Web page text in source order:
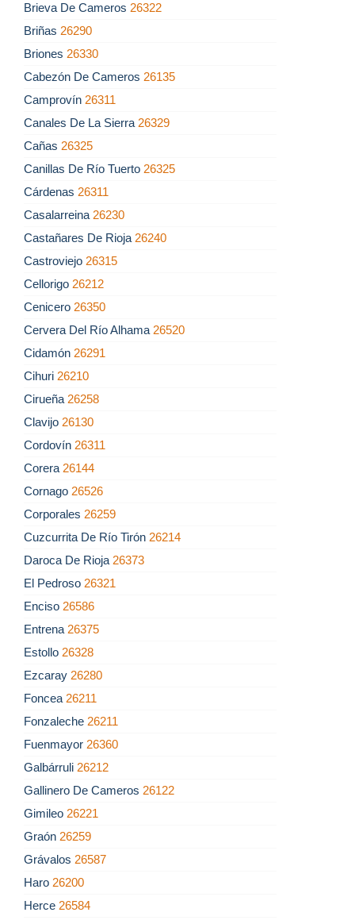
Brieva De Cameros 26322
Briñas 26290
Briones 26330
Cabezón De Cameros 26135
Camprovín 26311
Canales De La Sierra 26329
Cañas 26325
Canillas De Río Tuerto 26325
Cárdenas 26311
Casalarreina 26230
Castañares De Rioja 26240
Castroviejo 26315
Cellorigo 26212
Cenicero 26350
Cervera Del Río Alhama 26520
Cidamón 26291
Cihuri 26210
Cirueña 26258
Clavijo 26130
Cordovín 26311
Corera 26144
Cornago 26526
Corporales 26259
Cuzcurrita De Río Tirón 26214
Daroca De Rioja 26373
El Pedroso 26321
Enciso 26586
Entrena 26375
Estollo 26328
Ezcaray 26280
Foncea 26211
Fonzaleche 26211
Fuenmayor 26360
Galbárruli 26212
Gallinero De Cameros 26122
Gimileo 26221
Graón 26259
Grávalos 26587
Haro 26200
Herce 26584